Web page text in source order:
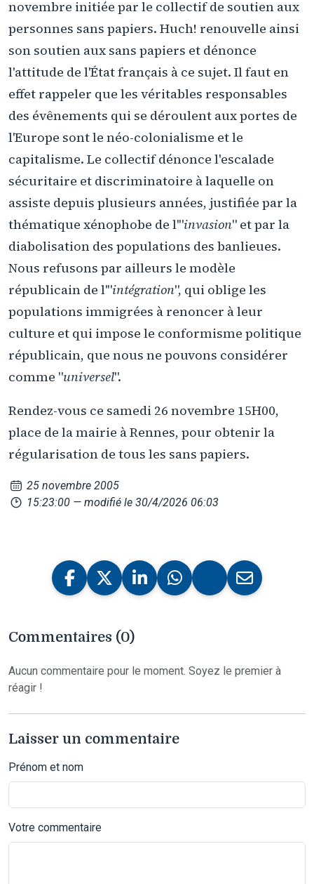
novembre initiée par le collectif de soutien aux
personnes sans papiers. Huch! renouvelle ainsi
son soutien aux sans papiers et dénonce
l'attitude de l'État français à ce sujet. Il faut en
effet rappeler que les véritables responsables
des évênements qui se déroulent aux portes de
l'Europe sont le néo-colonialisme et le
capitalisme. Le collectif dénonce l'escalade
sécuritaire et discriminatoire à laquelle on
assiste depuis plusieurs années, justifiée par la
thématique xénophobe de l'"invasion" et par la
diabolisation des populations des banlieues.
Nous refusons par ailleurs le modèle
républicain de l'"intégration", qui oblige les
populations immigrées à renoncer à leur
culture et qui impose le conformisme politique
républicain, que nous ne pouvons considérer
comme "universel".
Rendez-vous ce samedi 26 novembre 15H00,
place de la mairie à Rennes, pour obtenir la
régularisation de tous les sans papiers.
25 novembre 2005
15:23:00 — modifié le 30/4/2026 06:03
Commentaires (0)
Aucun commentaire pour le moment. Soyez le premier à
réagir !
Laisser un commentaire
Prénom et nom
Votre commentaire